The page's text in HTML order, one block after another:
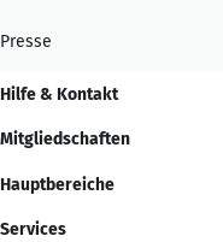
Presse
Hilfe & Kontakt
Mitgliedschaften
Hauptbereiche
Services